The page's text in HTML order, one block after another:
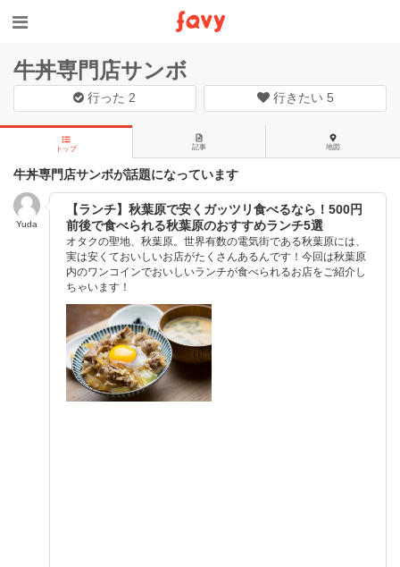
牛丼専門店サンボ
行った 2 行きたい 5
トップ 記事 地図
牛丼専門店サンボが話題になっています
Yuda
【ランチ】秋葉原で安くガッツリ食べるなら！500円
前後で食べられる秋葉原のおすすめランチ5選
オタクの聖地、秋葉原。世界有数の電気街である秋葉原には、
実は安くておいしいお店がたくさんあるんです！今回は秋葉原
内のワンコインでおいしいランチが食べられるお店をご紹介し
ちゃいます！